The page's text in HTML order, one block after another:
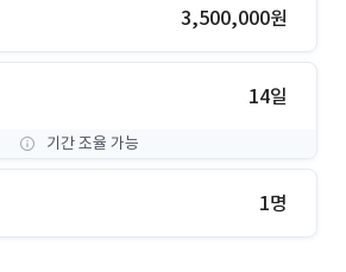
3,500,000원
14일
기간 조율 가능
1명